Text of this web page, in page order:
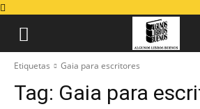
Etiquetas Gaia para escritores
Tag: Gaia para